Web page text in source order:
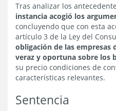
Tras analizar los
instancia acogió los
concluyendo que con esta
artículo 3 de la Ley del
obligación de las
veraz y oportuna sobre los
su precio condiciones de
características relevantes.
Sentencia